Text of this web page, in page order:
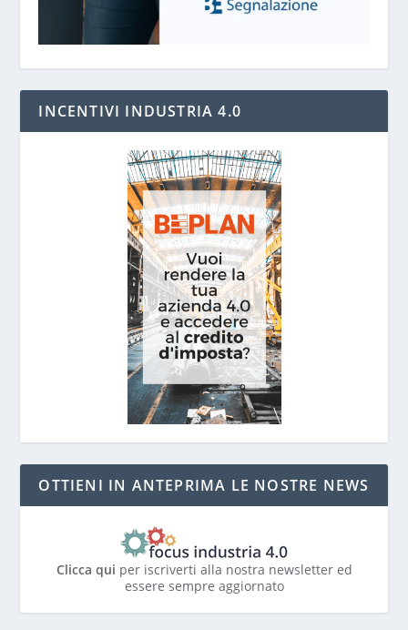
INCENTIVI INDUSTRIA 4.0
OTTIENI IN ANTEPRIMA LE NOSTRE NEWS
Clicca qui per iscriverti alla nostra newsletter ed
essere sempre aggiornato